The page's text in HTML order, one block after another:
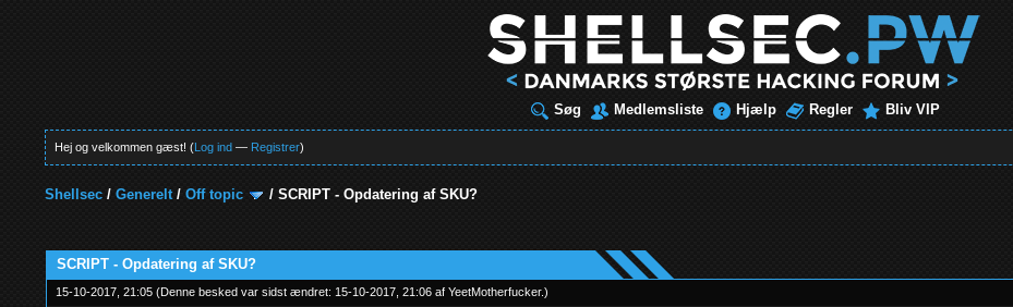
Søg Medlemsliste Hjælp Regler Bliv VIP
Hej og velkommen gæst! (Log ind — Registrer)
Shellsec /Generelt/Off topic /SCRIPT - Opdatering af SKU?
SCRIPT - Opdatering af SKU?
15-10-2017, 21:05 (Denne besked var sidst ændret: 15-10-2017, 21:06 af YeetMotherfucker.)